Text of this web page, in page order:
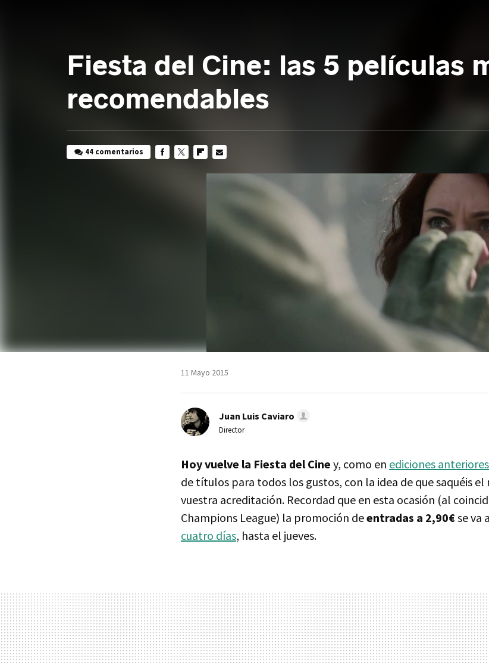
Fiesta del Cine: las 5 películas
recomendables
44 comentarios
11 Mayo 2015
Juan Luis Caviaro
Director
Hoy vuelve la Fiesta del Cine y, como en ediciones anteriores
de títulos para todos los gustos, con la idea de que saquéis
vuestra acreditación. Recordad que en esta ocasión (al
Champions League) la promoción deentradas a 2,90€se va
cuatro días, hasta el jueves.